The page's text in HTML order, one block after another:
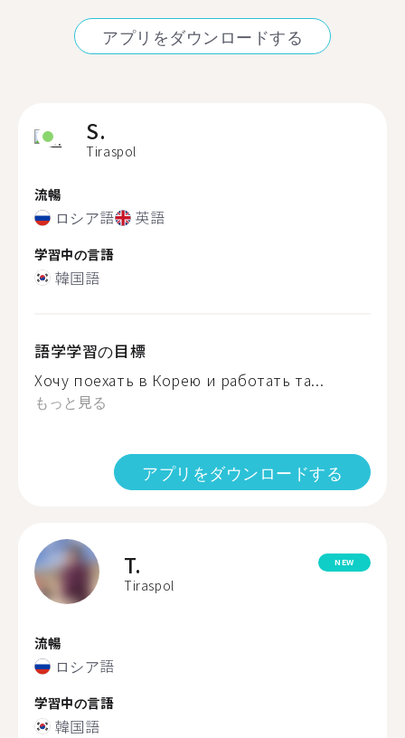
アプリをダウンロードする
S.
Tiraspol
流暢
ロシア語 英語
学習中の言語
韓国語
語学学習の目標
Хочу поехать в Корею и работать та...
もっと見る
アプリをダウンロードする
T.
Tiraspol
NEW
流暢
ロシア語
学習中の言語
韓国語